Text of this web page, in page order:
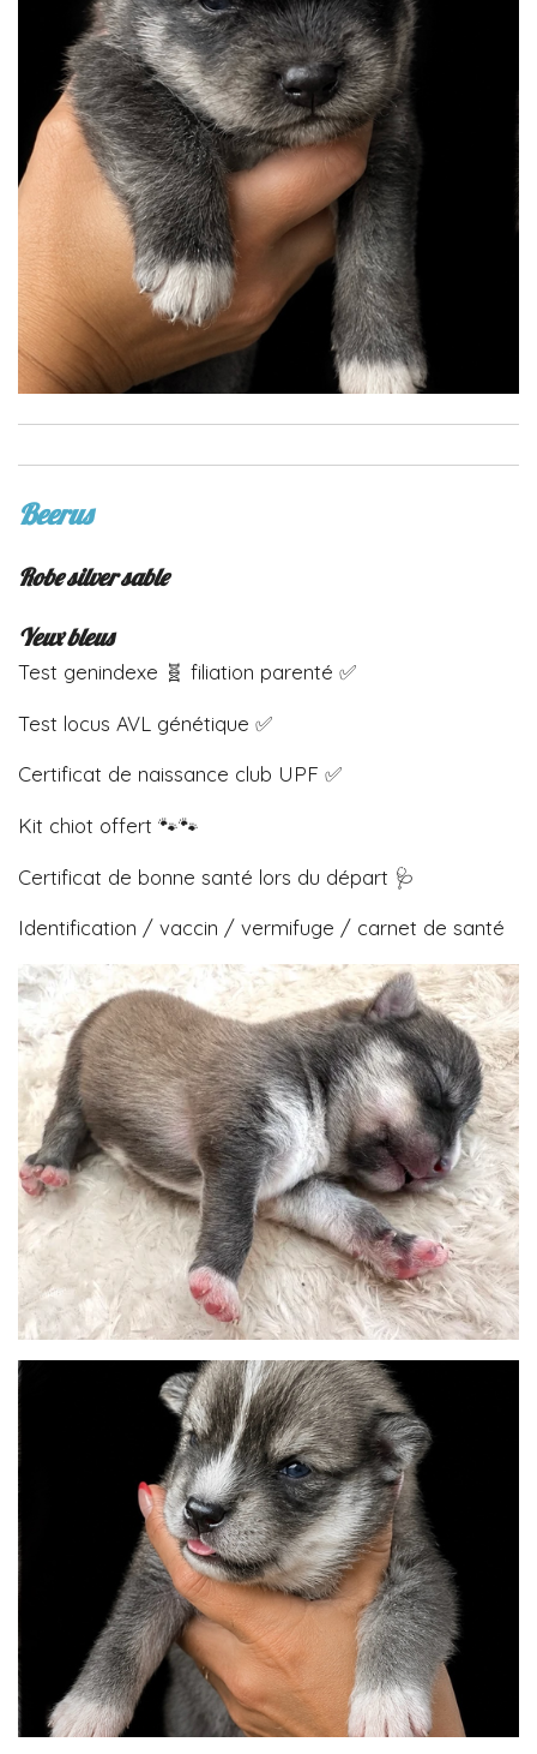
Beerus
Robe silver sable
Yeux bleus
Test genindexe 🧬 filiation parenté ✅
Test locus AVL génétique ✅
Certificat de naissance club UPF ✅
Kit chiot offert 🐾🐾
Certificat de bonne santé lors du départ 🩺
Identification / vaccin / vermifuge / carnet de santé